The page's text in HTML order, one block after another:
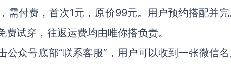
需付费，首次1元，原价99元。用户预约搭配并
试穿，往返运费均由唯你搭负责。
众号底部“联系客服”，用户可以收到一张微信